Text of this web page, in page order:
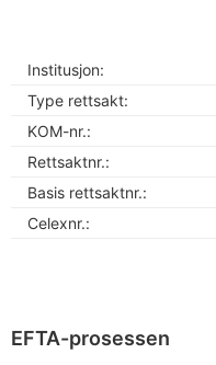
Institusjon:
Type rettsakt:
KOM-nr.:
Rettsaktnr.:
Basis rettsaktnr.:
Celexnr.:
EFTA-prosessen